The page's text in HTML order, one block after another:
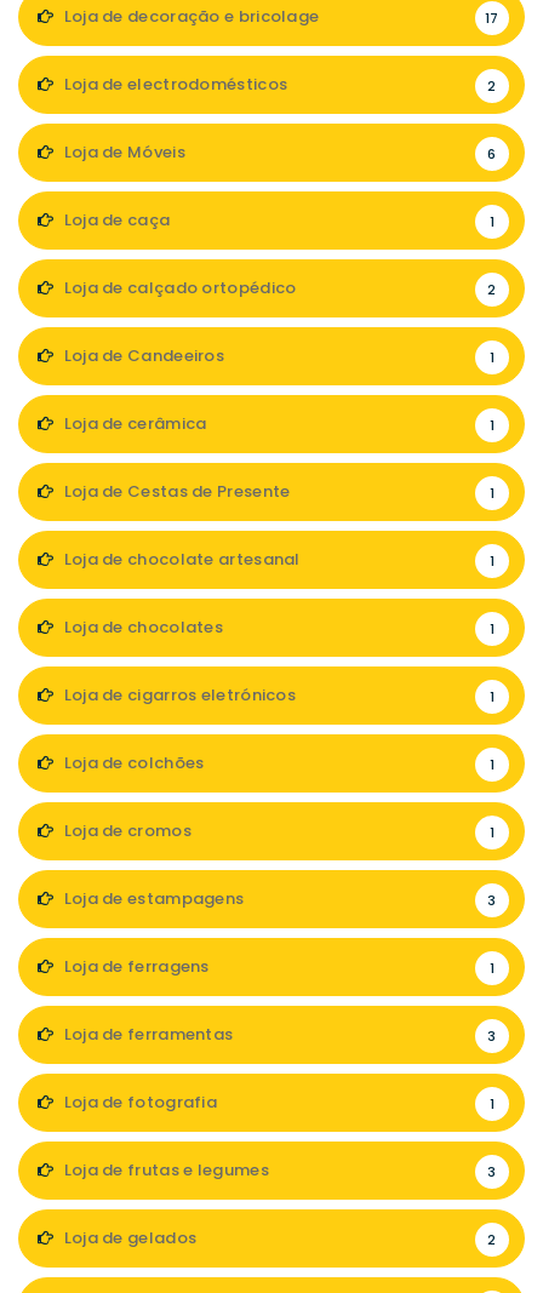
Loja de decoração e bricolage 17
Loja de electrodomésticos 2
Loja de Móveis 6
Loja de caça 1
Loja de calçado ortopédico 2
Loja de Candeeiros 1
Loja de cerâmica 1
Loja de Cestas de Presente 1
Loja de chocolate artesanal 1
Loja de chocolates 1
Loja de cigarros eletrónicos 1
Loja de colchões 1
Loja de cromos 1
Loja de estampagens 3
Loja de ferragens 1
Loja de ferramentas 3
Loja de fotografia 1
Loja de frutas e legumes 3
Loja de gelados 2